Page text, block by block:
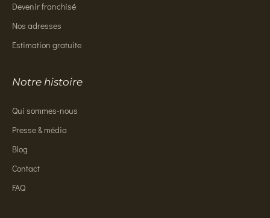
Devenir franchisé
Nos adresses
Estimation gratuite
Notre histoire
Qui sommes-nous
Presse & média
Blog
Contact
FAQ